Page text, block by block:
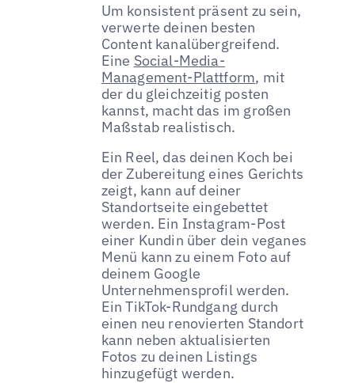
Um konsistent präsent zu sein,
verwerte deinen besten
Content kanalübergreifend.
Eine Social-Media-
Management-Plattform, mit
der du gleichzeitig posten
kannst, macht das im großen
Maßstab realistisch.
Ein Reel, das deinen Koch bei
der Zubereitung eines Gerichts
zeigt, kann auf deiner
Standortseite eingebettet
werden. Ein Instagram-Post
einer Kundin über dein veganes
Menü kann zu einem Foto auf
deinem Google
Unternehmensprofil werden.
Ein TikTok-Rundgang durch
einen neu renovierten Standort
kann neben aktualisierten
Fotos zu deinen Listings
hinzugefügt werden.